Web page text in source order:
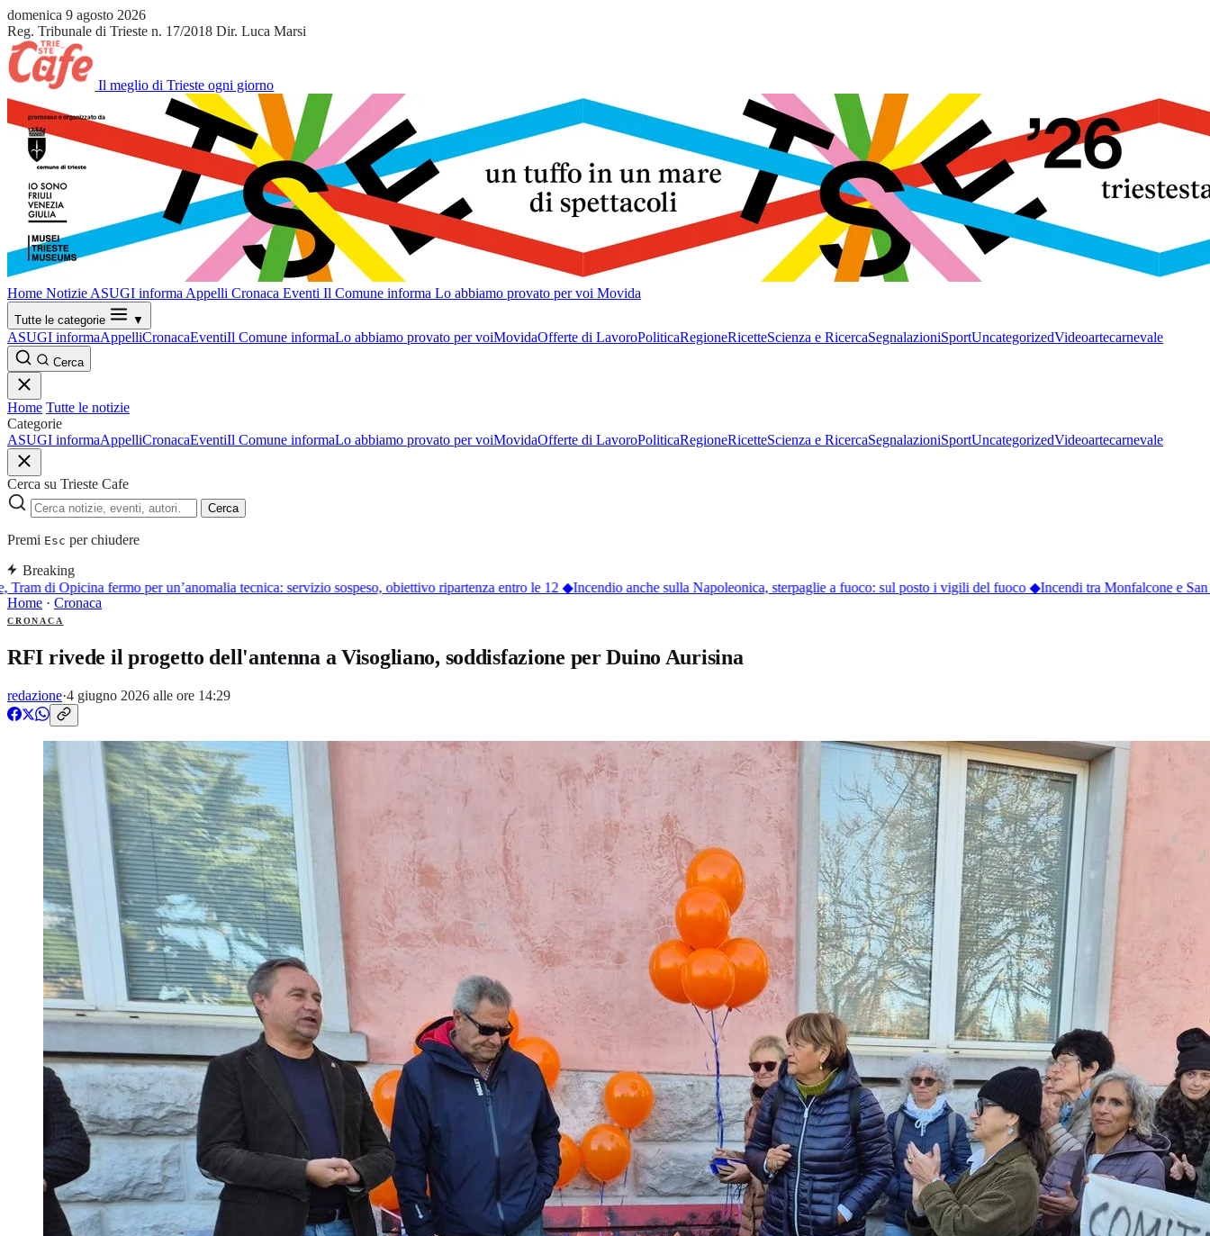
domenica 9 agosto 2026
Reg. Tribunale di Trieste n. 17/2018 Dir. Luca Marsi
Il meglio di Trieste ogni giorno
Home Notizie ASUGI informa Appelli Cronaca Eventi Il Comune informa Lo abbiamo provato per voi Movida
Tutte le categorie ▼
ASUGI informaAppelliCronacaEventiIl Comune informaLo abbiamo provato per voiMovidaOfferte di LavoroPoliticaRegioneRicetteScienza e RicercaSegnalazioniSportUncategorizedVideoartecarnevale
Cerca
Home Tutte le notizie
Categorie
ASUGI informaAppelliCronacaEventiIl Comune informaLo abbiamo provato per voiMovidaOfferte di LavoroPoliticaRegioneRicetteScienza e RicercaSegnalazioniSportUncategorizedVideoartecarnevale
Cerca su Trieste Cafe
Cerca
Premi Esc per chiudere
Breaking
di Opicina fermo per un’anomalia tecnica: servizio sospeso, obiettivo ripartenza entro le 12◆ Incendio anche sulla Napoleonica, sterpaglie a fuoco: sul posto i vigili del fuoco◆Incendi tra Monfalcone e San
Home · Cronaca
CRONACA
RFI rivede il progetto dell'antenna a Visogliano, soddisfazione per Duino Aurisina
redazione·4 giugno 2026 alle ore 14:29